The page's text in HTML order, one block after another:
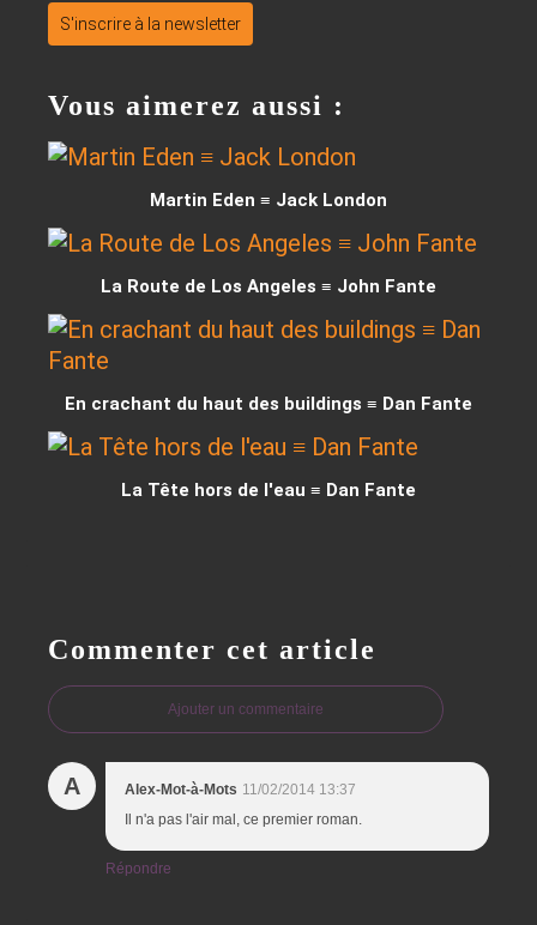
S'inscrire à la newsletter
Vous aimerez aussi :
Martin Eden ≡ Jack London
La Route de Los Angeles ≡ John Fante
En crachant du haut des buildings ≡ Dan Fante
La Tête hors de l'eau ≡ Dan Fante
Commenter cet article
Ajouter un commentaire
A Alex-Mot-à-Mots 11/02/2014 13:37
Il n'a pas l'air mal, ce premier roman.
Répondre